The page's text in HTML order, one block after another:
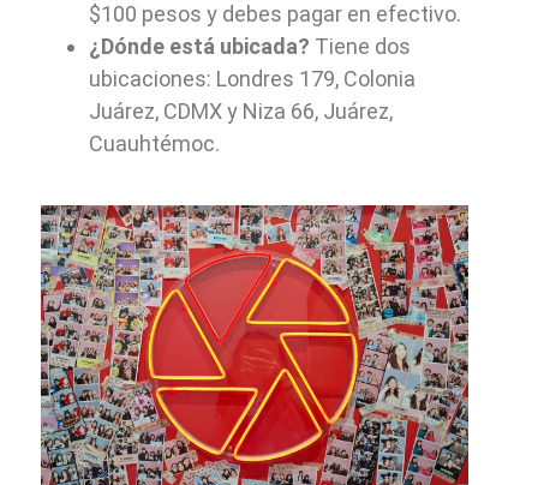
$100 pesos y debes pagar en efectivo.
¿Dónde está ubicada? Tiene dos
ubicaciones: Londres 179, Colonia
Juárez, CDMX y Niza 66, Juárez,
Cuauhtémoc.